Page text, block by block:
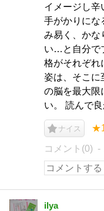
イメージし辛
手がかりにな
み易く、か
い…と自分で
格がそれぞれ
姿は、そこに
の脳を最大限
い。 読んで良
ナイス
コメント(0)
ilya